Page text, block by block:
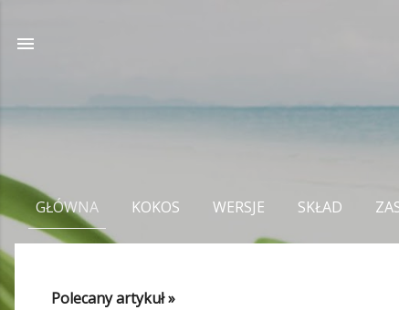
GŁÓWNA KOKOS WERSJE SKŁAD
Polecany artykuł »